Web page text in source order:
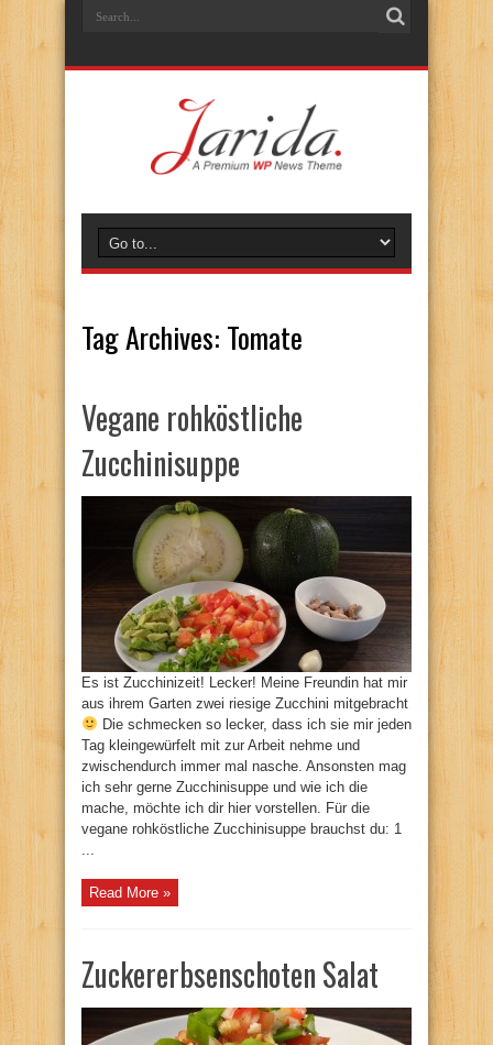
Tag Archives: Tomate
Vegane rohköstliche
Zucchinisuppe
Es ist Zucchinizeit! Lecker! Meine Freundin hat mir
aus ihrem Garten zwei riesige Zucchini mitgebracht
Die schmecken so lecker, dass ich sie mir jeden
Tag kleingewürfelt mit zur Arbeit nehme und
zwischendurch immer mal nasche. Ansonsten mag
ich sehr gerne Zucchinisuppe und wie ich die
mache, möchte ich dir hier vorstellen. Für die
vegane rohköstliche Zucchinisuppe brauchst du: 1
...
Read More »
Zuckererbsenschoten Salat